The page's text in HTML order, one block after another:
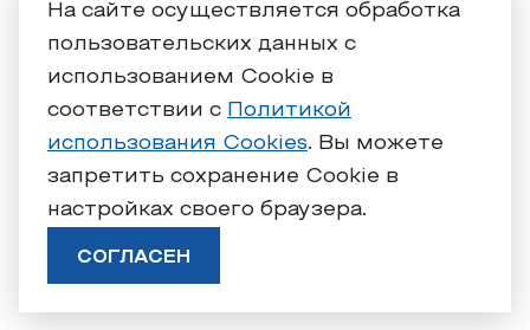
На сайте осуществляется обработка
пользовательских данных с
использованием Cookie в
соответствии с Политикой
использования Cookies. Вы можете
запретить сохранение Cookie в
настройках своего браузера.
СОГЛАСЕН